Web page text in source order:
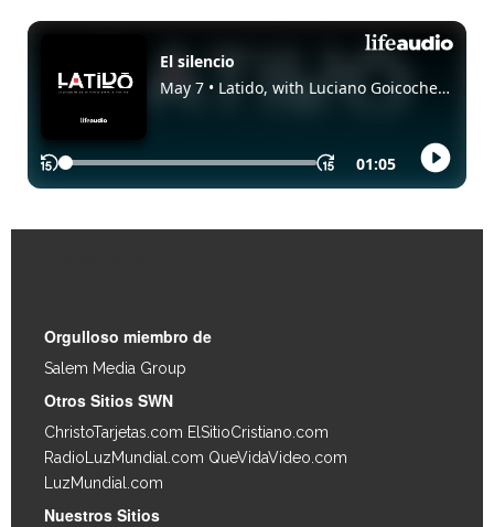
Orgulloso miembro de
Salem Media Group
Otros Sitios SWN
ChristoTarjetas.com ElSitioCristiano.com
RadioLuzMundial.com QueVidaVideo.com
LuzMundial.com
Nuestros Sitios